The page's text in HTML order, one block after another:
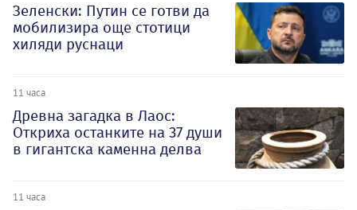
Зеленски: Путин се готви да
мобилизира още стотици
хиляди руснаци
11 часа
Древна загадка в Лаос:
Откриха останките на 37 души
в гигантска каменна делва
11 часа